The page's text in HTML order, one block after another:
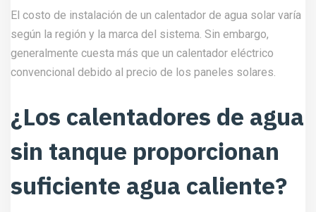
El costo de instalación de un calentador de agua solar varía
según la región y la marca del sistema. Sin embargo,
generalmente cuesta más que un calentador eléctrico
convencional debido al precio de los paneles solares.
¿Los calentadores de agua
sin tanque proporcionan
suficiente agua caliente?